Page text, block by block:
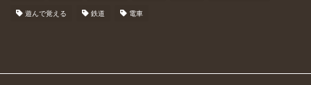
遊んで覚える 鉄道 電車